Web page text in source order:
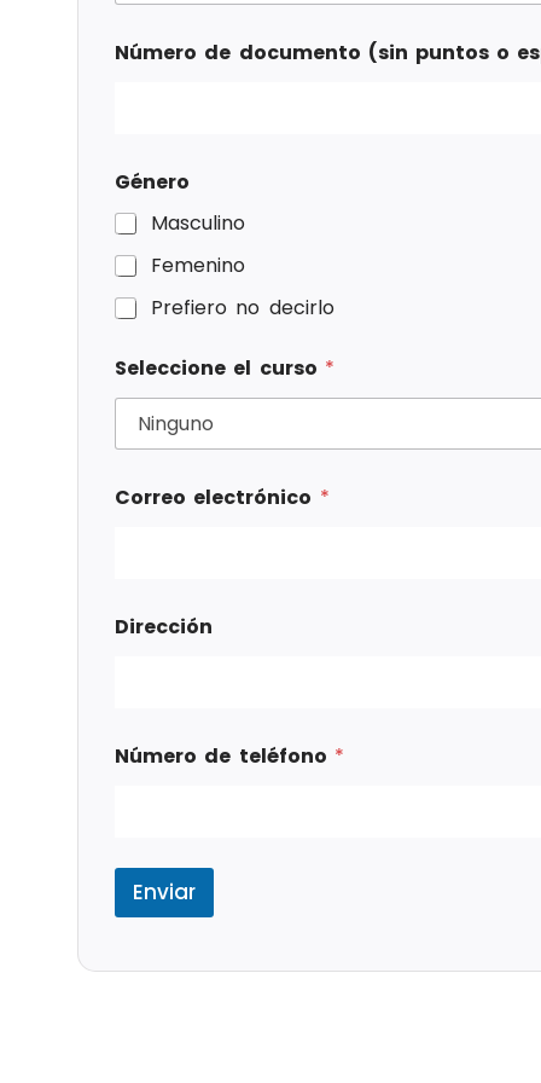
Número de documento (sin puntos o
Género
Masculino
Femenino
Prefiero no decirlo
Seleccione el curso *
Correo electrónico *
Dirección
Número de teléfono *
Enviar